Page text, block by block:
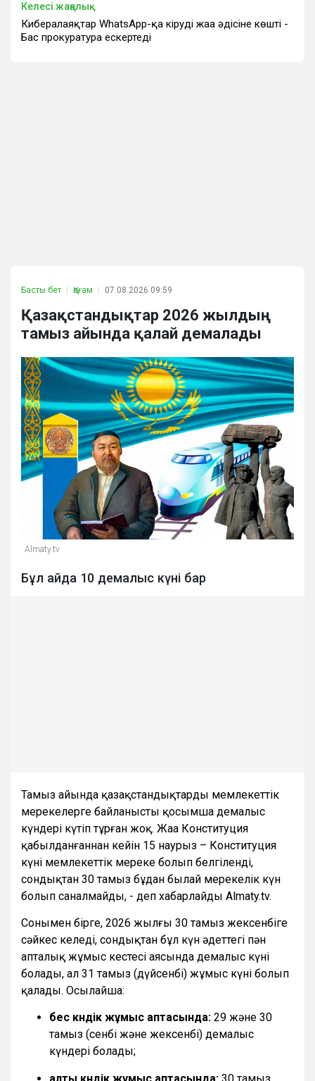
Келесі жаңалық
Кибералаяқтар WhatsApp-қа кірудің жаңа әдісіне көшті -
Бас прокуратура ескертеді
Басты бет Қоғам 07.08.2026 09:59
Қазақстандықтар 2026 жылдың
тамыз айында қалай демалады
Almaty.tv
Бұл айда 10 демалыс күні бар
Тамыз айында қазақстандықтарды мемлекеттік
мерекелерге байланысты қосымша демалыс
күндері күтіп тұрған жоқ. Жаңа Конституция
қабылданғаннан кейін 15 наурыз – Конституция
күні мемлекеттік мереке болып белгіленді,
сондықтан 30 тамыз бұдан былай мерекелік күн
болып саналмайды, - деп хабарлайды Almaty.tv.
Сонымен бірге, 2026 жылғы 30 тамыз жексенбіге
сәйкес келеді, сондықтан бұл күн әдеттегі пән
апталық жұмыс кестесі аясында демалыс күні
болады, ал 31 тамыз (дүйсенбі) жұмыс күні болып
қалады. Осылайша:
бес күндік жұмыс аптасында: 29 және 30
тамыз (сенбі және жексенбі) демалыс
күндері болады;